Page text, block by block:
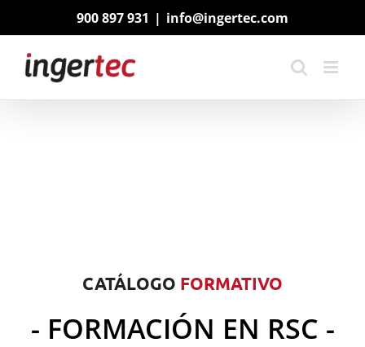
900 897 931 | info@ingertec.com
CATÁLOGO FORMATIVO
- FORMACIÓN EN RSC -